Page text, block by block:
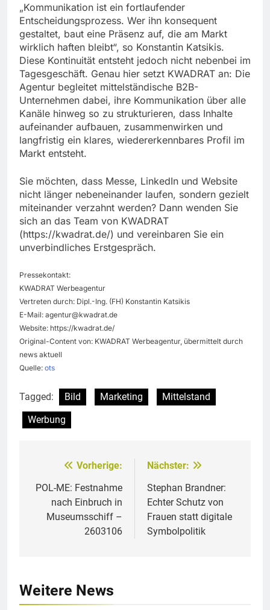
„Kommunikation ist ein fortlaufender
Entscheidungsprozess. Wer ihn konsequent
gestaltet, baut eine Präsenz auf, die am Markt
wirklich haften bleibt“, so Konstantin Katsikis.
Diese Kontinuität entsteht jedoch nicht nebenbei im
Tagesgeschäft. Genau hier setzt KWADRAT an: Die
Agentur begleitet mittelständische B2B-
Unternehmen dabei, ihre Kommunikation über alle
Kanäle hinweg so zu strukturieren, dass Inhalte
aufeinander aufbauen, zusammenwirken und
langfristig ein klares, wiedererkennbares Profil im
Markt entsteht.
Sie möchten, dass Messe, LinkedIn und Website
nicht länger nebeneinander laufen, sondern gezielt
miteinander verzahnt werden? Dann wenden Sie
sich an das Team von KWADRAT
(https://kwadrat.de/) und vereinbaren Sie ein
unverbindliches Erstgespräch.
Pressekontakt:
KWADRAT Werbeagentur
Vertreten durch: Dipl.-Ing. (FH) Konstantin Katsikis
E-Mail: agentur@kwadrat.de
Website: https://kwadrat.de/
Original-Content von: KWADRAT Werbeagentur, übermittelt durch
news aktuell
Quelle: ots
Tagged: Bild Marketing
Mittelstand
Werbung
Beitragsnavigation
Vorherige:
POL-ME: Festnahme
nach Einbruch in
Museumsschiff –
2603106
Nächster:
Stephan Brandner:
Echter Schutz von
Frauen statt digitale
Symbolpolitik
Weitere News